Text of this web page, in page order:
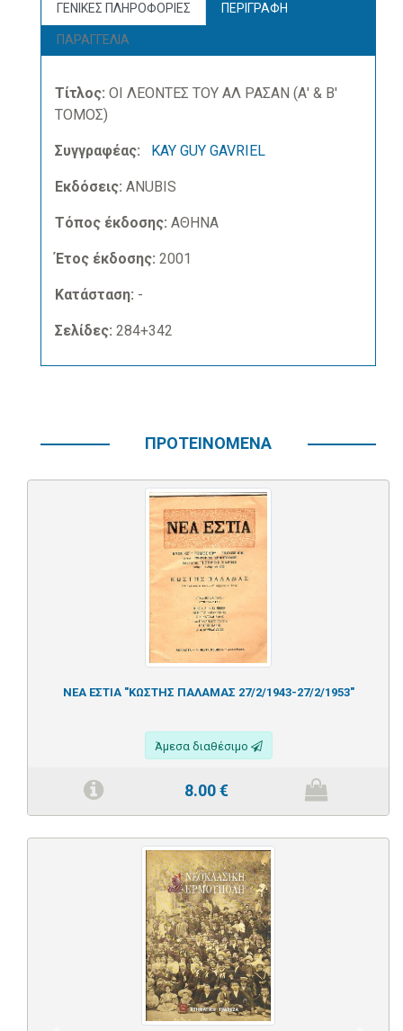
ΓΕΝΙΚΕΣ ΠΛΗΡΟΦΟΡΙΕΣ ΠΕΡΙΓΡΑΦΗ
ΠΑΡΑΓΓΕΛΙΑ
Τίτλος: ΟΙ ΛΕΟΝΤΕΣ ΤΟΥ ΑΛ ΡΑΣΑΝ (Α' & Β'
ΤΟΜΟΣ)
Συγγραφέας: KAY GUY GAVRIEL
Εκδόσεις: ANUBIS
Τόπος έκδοσης: ΑΘΗΝΑ
Έτος έκδοσης: 2001
Κατάσταση: -
Σελίδες: 284+342
ΠΡΟΤΕΙΝΟΜΕΝΑ
ΝΕΑ ΕΣΤΙΑ "ΚΩΣΤΗΣ ΠΑΛΑΜΑΣ 27/2/1943-27/2/1953"
Άμεσα διαθέσιμο
8.00€